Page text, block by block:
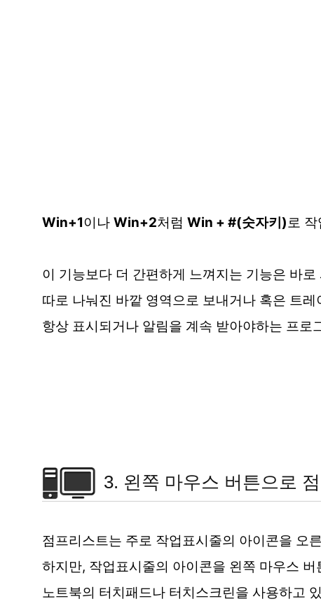
Win+1이나Win+2처럼Win + #(숫자키)로
이 기능보다 더 간편하게 느껴지는 기능은 바
따로 나눠진 바깥 영역으로 보내거나 혹은 트
항상 표시되거나 알림을 계속 받아야하는 프
3. 왼쪽 마우스 버튼으로
점프리스트는 주로 작업표시줄의 아이콘을 오
하지만, 작업표시줄의 아이콘을 왼쪽 마우스
노트북의 터치패드나 터치스크린을 사용하고